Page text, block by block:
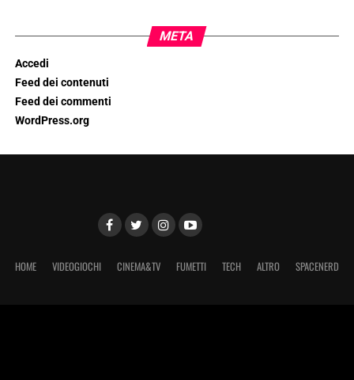
META
Accedi
Feed dei contenuti
Feed dei commenti
WordPress.org
HOME VIDEOGIOCHI CINEMA&TV FUMETTI TECH ALTRO SPACENERD